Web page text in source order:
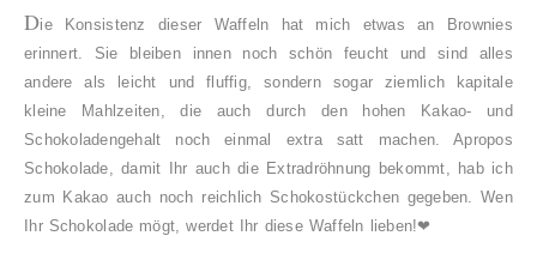
Die Konsistenz dieser Waffeln hat mich etwas an Brownies
erinnert. Sie bleiben innen noch schön feucht und sind alles
andere als leicht und fluffig, sondern sogar ziemlich kapitale
kleine Mahlzeiten, die auch durch den hohen Kakao- und
Schokoladengehalt noch einmal extra satt machen. Apropos
Schokolade, damit Ihr auch die Extradröhnung bekommt, hab ich
zum Kakao auch noch reichlich Schokostückchen gegeben. Wen
Ihr Schokolade mögt, werdet Ihr diese Waffeln lieben!❤